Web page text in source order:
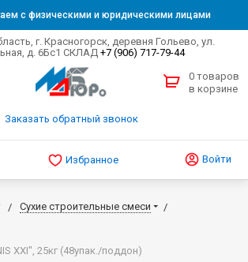
с физическими и юридическими лицами
г. Красногорск, деревня Гольево, ул.
д. 6Бс1 СКЛАД +7 (906) 717-79-44
Заказать обратный звонок
0 товаров
в корзине
Избранное Войти
Сухие строительные смеси
XXI", 25кг (48упак./поддон)